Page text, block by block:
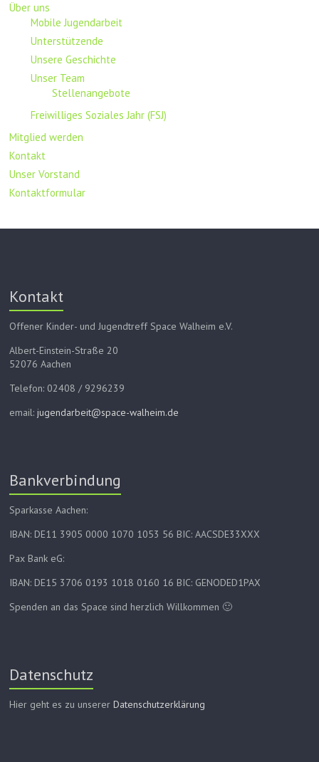
Über uns
Mobile Jugendarbeit
Unterstützende
Unsere Geschichte
Unser Team
Stellenangebote
Freiwilliges Soziales Jahr (FSJ)
Mitglied werden
Kontakt
Unser Vorstand
Kontaktformular
Kontakt
Offener Kinder- und Jugendtreff Space Walheim e.V.
Albert-Einstein-Straße 20
52076 Aachen
Telefon: 02408 / 9296239
email:jugendarbeit@space-walheim.de
Bankverbindung
Sparkasse Aachen:
IBAN: DE11 3905 0000 1070 1053 56 BIC: AACSDE33XXX
Pax Bank eG:
IBAN: DE15 3706 0193 1018 0160 16 BIC: GENODED1PAX
Spenden an das Space sind herzlich Willkommen 🙂
Datenschutz
Hier geht es zu unsererDatenschutzerklärung